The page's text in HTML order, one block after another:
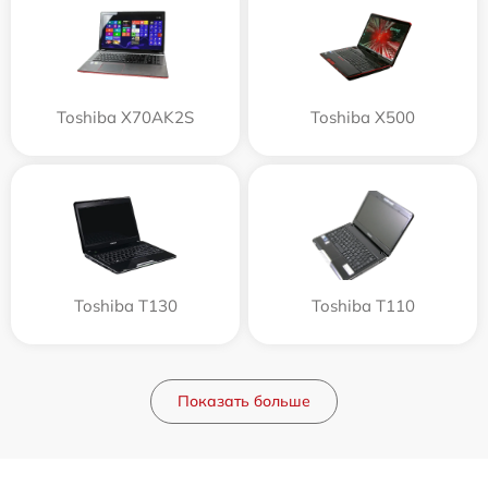
Toshiba X70AK2S Toshiba X500
Toshiba T130 Toshiba T110
Показать больше